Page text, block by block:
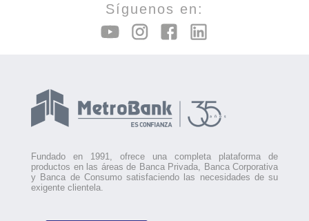
Síguenos en:
Fundado en 1991, ofrece una completa plataforma de
productos en las áreas de Banca Privada, Banca Corporativa
y Banca de Consumo satisfaciendo las necesidades de su
exigente clientela.